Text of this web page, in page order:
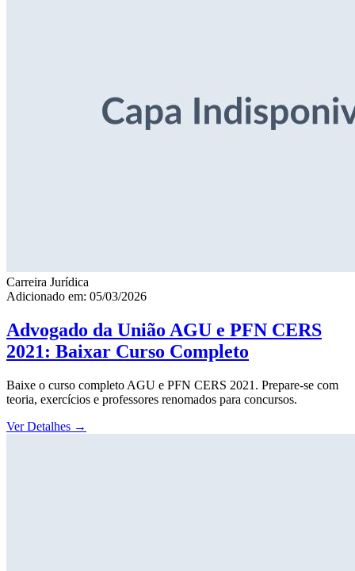
Carreira Jurídica
Adicionado em: 05/03/2026
Advogado da União AGU e PFN CERS
2021: Baixar Curso Completo
Baixe o curso completo AGU e PFN CERS 2021. Prepare-se com
teoria, exercícios e professores renomados para concursos.
Ver Detalhes →